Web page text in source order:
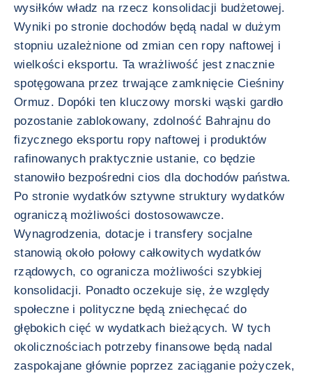
wysiłków władz na rzecz konsolidacji budżetowej.
Wyniki po stronie dochodów będą nadal w dużym
stopniu uzależnione od zmian cen ropy naftowej i
wielkości eksportu. Ta wrażliwość jest znacznie
spotęgowana przez trwające zamknięcie Cieśniny
Ormuz. Dopóki ten kluczowy morski wąski gardło
pozostanie zablokowany, zdolność Bahrajnu do
fizycznego eksportu ropy naftowej i produktów
rafinowanych praktycznie ustanie, co będzie
stanowiło bezpośredni cios dla dochodów państwa.
Po stronie wydatków sztywne struktury wydatków
ograniczą możliwości dostosowawcze.
Wynagrodzenia, dotacje i transfery socjalne
stanowią około połowy całkowitych wydatków
rządowych, co ogranicza możliwości szybkiej
konsolidacji. Ponadto oczekuje się, że względy
społeczne i polityczne będą zniechęcać do
głębokich cięć w wydatkach bieżących. W tych
okolicznościach potrzeby finansowe będą nadal
zaspokajane głównie poprzez zaciąganie pożyczek,